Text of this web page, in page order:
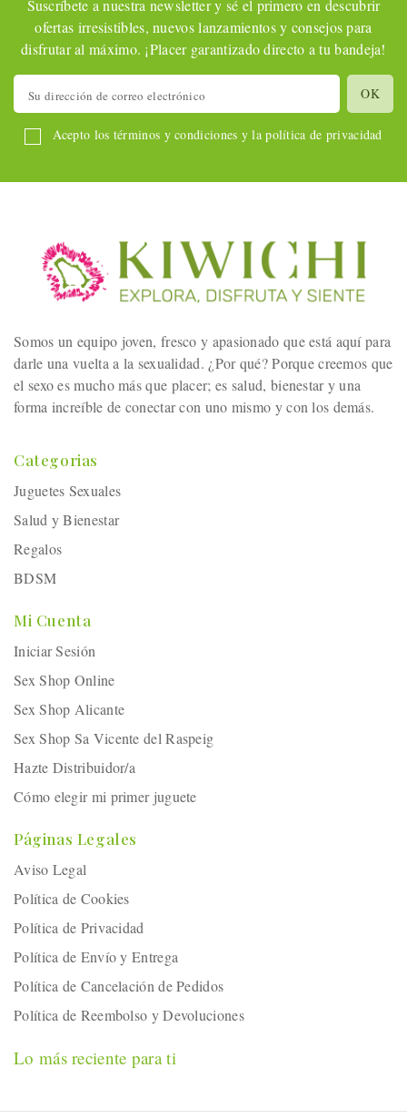
Suscríbete a nuestra newsletter y sé el primero en descubrir
ofertas irresistibles, nuevos lanzamientos y consejos para
disfrutar al máximo. ¡Placer garantizado directo a tu bandeja!
Acepto los términos y condiciones y la política de privacidad
Somos un equipo joven, fresco y apasionado que está aquí para
darle una vuelta a la sexualidad. ¿Por qué? Porque creemos que
el sexo es mucho más que placer; es salud, bienestar y una
forma increíble de conectar con uno mismo y con los demás.
Categorias
Juguetes Sexuales
Salud y Bienestar
Regalos
BDSM
Mi Cuenta
Iniciar Sesión
Sex Shop Online
Sex Shop Alicante
Sex Shop Sa Vicente del Raspeig
Hazte Distribuidor/a
Cómo elegir mi primer juguete
Páginas Legales
Aviso Legal
Política de Cookies
Política de Privacidad
Política de Envío y Entrega
Política de Cancelación de Pedidos
Política de Reembolso y Devoluciones
Lo más reciente para ti